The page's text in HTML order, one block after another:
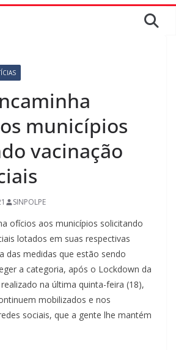
municípios
vacinação
SINPOLPE
ofícios aos municípios solicitando
lotados em suas respectivas
das medidas que estão sendo
a categoria, após o Lockdown da
na última quinta-feira (18),
mobilizados e nos
sociais, que a gente lhe mantém